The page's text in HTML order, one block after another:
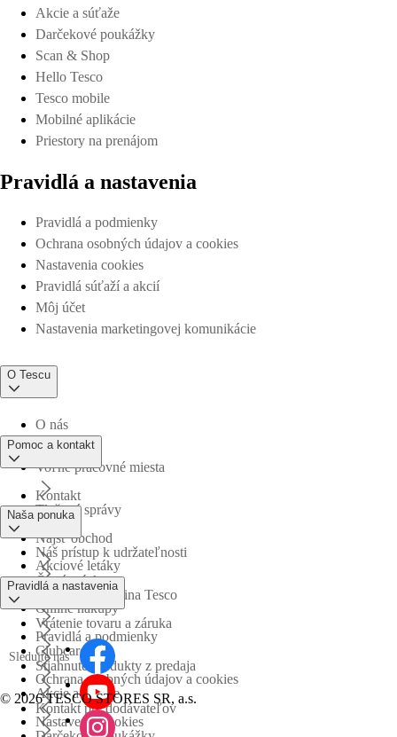
Akcie a súťaže
Darčekové poukážky
Scan & Shop
Hello Tesco
Tesco mobile
Mobilné aplikácie
Priestory na prenájom
Pravidlá a nastavenia
Pravidlá a podmienky
Ochrana osobných údajov a cookies
Nastavenia cookies
Pravidlá súťaží a akcií
Môj účet
Nastavenia marketingovej komunikácie
O Tescu
O nás
Voľné pracovné miesta
Tlačové správy
Náš prístup k udržateľnosti
Obchodná skupina Tesco
Pomoc a kontakt
Kontakt
Nájsť obchod
Časté otázky
Vrátenie tovaru a záruka
Stiahnuté produkty z predaja
Kontakt pre dodávateľov
Naša ponuka
Akciové letáky
Online nákupy
Clubcard
Akcie a súťaže
Pravidlá a nastavenia
Pravidlá a podmienky
Ochrana osobných údajov a cookies
Nastavenia cookies
Sledujte nás
© 2026 TESCO STORES SR, a.s.